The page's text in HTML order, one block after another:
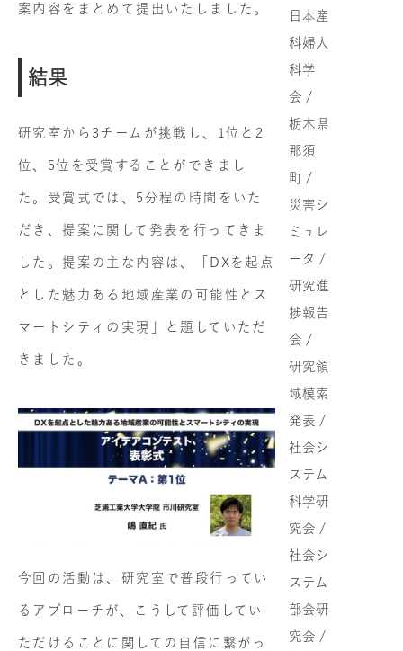
案内容をまとめて提出いたしました。
結果
研究室から3チームが挑戦し、1位と2
位、5位を受賞することができまし
た。受賞式では、5分程の時間をいた
だき、提案に関して発表を行ってきま
した。提案の主な内容は、「DXを起点
とした魅力ある地域産業の可能性とス
マートシティの実現」と題していただ
きました。
今回の活動は、研究室で普段行ってい
るアプローチが、こうして評価してい
ただけることに関しての自信に繋がっ
日本産
科婦人
科学
会 /
栃木県
那須
町 /
災害シ
ミュレ
ータ /
研究進
捗報告
会 /
研究領
域模索
発表 /
社会シ
ステム
科学研
究会 /
社会シ
ステム
部会研
究会 /